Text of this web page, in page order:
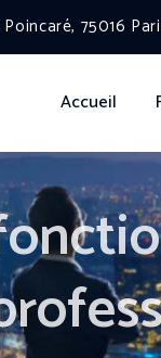
75016
Accueil